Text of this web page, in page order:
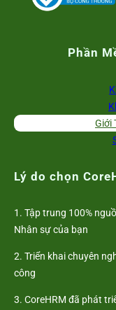
Phần
Giới
Lý do chọn
1. Tập trung 100%
Nhân sự của bạn
2. Triển khai chuyên
công
3. CoreHRM đã phát